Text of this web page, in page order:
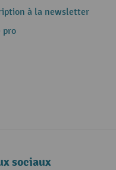
à la newsletter
pro
sociaux